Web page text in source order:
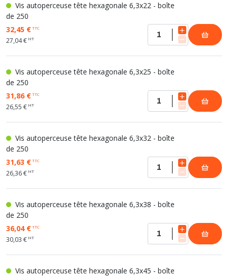
Vis autoperceuse tête hexagonale 6,3x22 - boîte
de 250
32,45 €TTC
27,04 € HT
Vis autoperceuse tête hexagonale 6,3x25 - boîte
de 250
31,86 €TTC
26,55 € HT
Vis autoperceuse tête hexagonale 6,3x32 - boîte
de 250
31,63 €TTC
26,36 € HT
Vis autoperceuse tête hexagonale 6,3x38 - boîte
de 250
36,04 €TTC
30,03 € HT
Vis autoperceuse tête hexagonale 6,3x45 - boîte